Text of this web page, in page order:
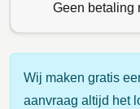
Geen betaling
Wij maken gratis
aanvraag altijd het